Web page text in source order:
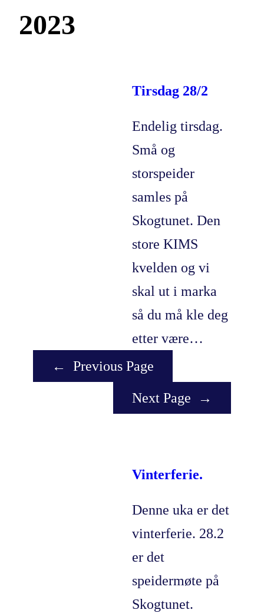
2023
Tirsdag 28/2
Endelig tirsdag.
Små og
storspeider
samles på
Skogtunet. Den
store KIMS
kvelden og vi
skal ut i marka
så du må kle deg
etter være…
←
Previous Page
Next Page →
Vinterferie.
Denne uka er det
vinterferie. 28.2
er det
speidermøte på
Skogtunet.